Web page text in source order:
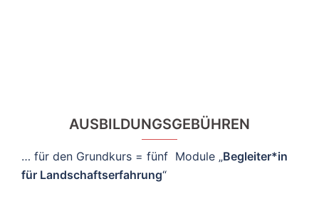
AUSBILDUNGSGEBÜHREN
… für den Grundkurs = fünf Module „Begleiter*in
für Landschaftserfahrung“